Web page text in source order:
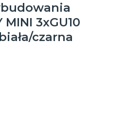
MINI 3xGU10
czarna